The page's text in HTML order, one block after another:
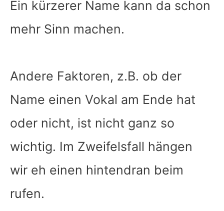
Ein kürzerer Name kann da schon
mehr Sinn machen.
Andere Faktoren, z.B. ob der
Name einen Vokal am Ende hat
oder nicht, ist nicht ganz so
wichtig. Im Zweifelsfall hängen
wir eh einen hintendran beim
rufen.